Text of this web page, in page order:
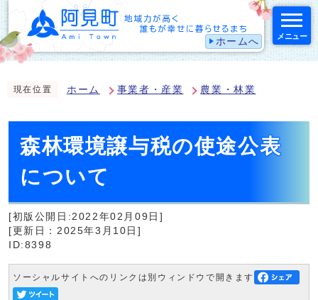
ホームへ メニュー
現在位置 ホーム 事業者・産業 農業・林業
森林環境譲与税の使途公表
について
[初版公開日:2022年02月09日]
[更新日：2025年3月10日]
ID:8398
ソーシャルサイトへのリンクは別ウィンドウで開きます